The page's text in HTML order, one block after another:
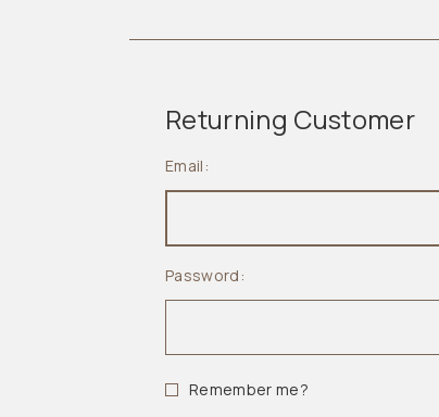
Returning Customer
Email:
Password:
Remember me?